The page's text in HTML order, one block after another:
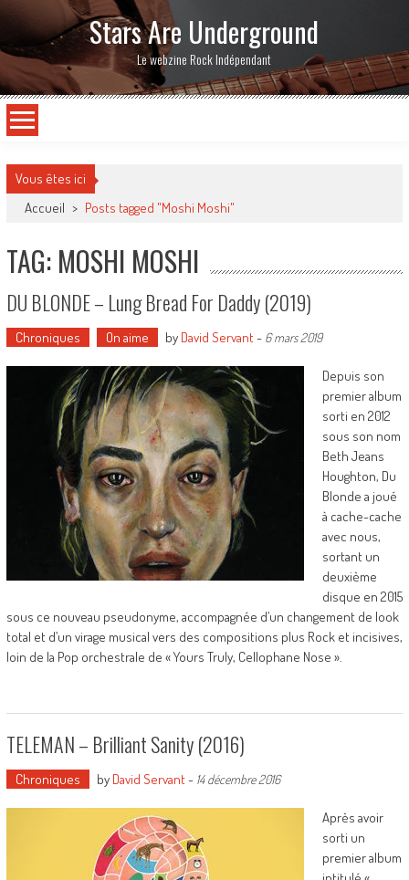
Stars Are Underground
Le webzine Rock Indépendant
Vous êtes ici
Accueil > Posts tagged "Moshi Moshi"
TAG: MOSHI MOSHI
DU BLONDE – Lung Bread For Daddy (2019)
Chroniques On aime by David Servant- 6 mars 2019
Depuis son
premier album
sorti en 2012
sous son nom
Beth Jeans
Houghton, Du
Blonde a joué
à cache-cache
avec nous,
sortant un
deuxième
disque en 2015
sous ce nouveau pseudonyme, accompagnée d’un changement de look
total et d’un virage musical vers des compositions plus Rock et incisives,
loin de la Pop orchestrale de « Yours Truly, Cellophane Nose ».
TELEMAN – Brilliant Sanity (2016)
Chroniques by David Servant- 14 décembre 2016
Après avoir
sorti un
premier album